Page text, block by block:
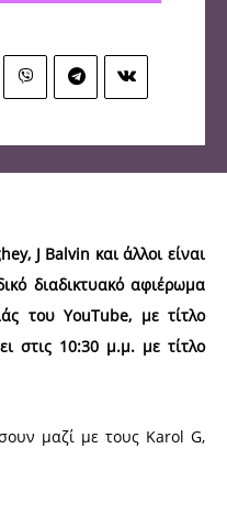
J Balvin και άλλοι είναι
διαδικτυακό αφιέρωμα
του YouTube, με τίτλο
στις 10:30 μ.μ. με τίτλο
μαζί με τους Karol G,